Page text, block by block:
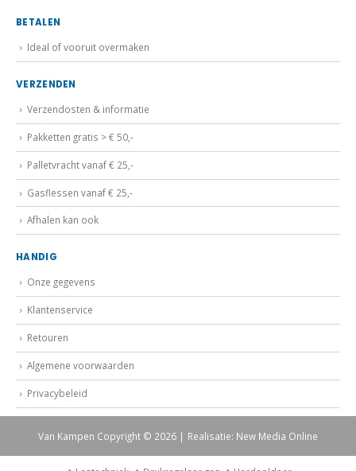
BETALEN
Ideal of vooruit overmaken
VERZENDEN
Verzendosten & informatie
Pakketten gratis > € 50,-
Palletvracht vanaf € 25,-
Gasflessen vanaf € 25,-
Afhalen kan ook
HANDIG
Onze gegevens
Klantenservice
Retouren
Algemene voorwaarden
Privacybeleid
Van Kampen Copyright © 2026 | Realisatie: New Media Online